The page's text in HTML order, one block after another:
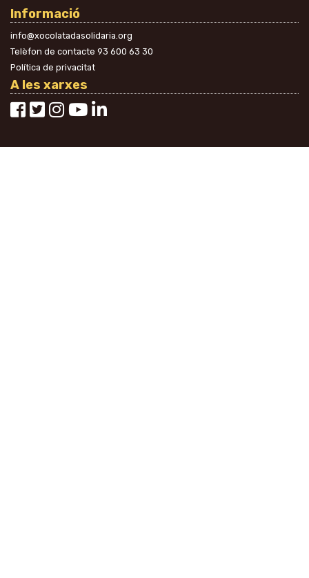
Informació
info@xocolatadasolidaria.org
Telèfon de contacte 93 600 63 30
Política de privacitat
A les xarxes